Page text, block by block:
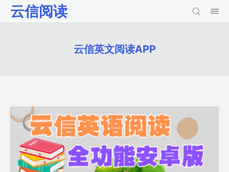
云信阅读
云信英文阅读APP